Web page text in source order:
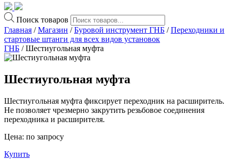
Поиск товаров
Главная /Магазин /Буровой инструмент ГНБ /Переходники и
стартовые штанги для всех видов установок
ГНБ / Шестиугольная муфта
Шестиугольная муфта
Шестиугольная муфта фиксирует переходник на расширитель.
Не позволяет чрезмерно закрутить резьбовое соединения
переходника и расширителя.
Цена: по запросу
Купить